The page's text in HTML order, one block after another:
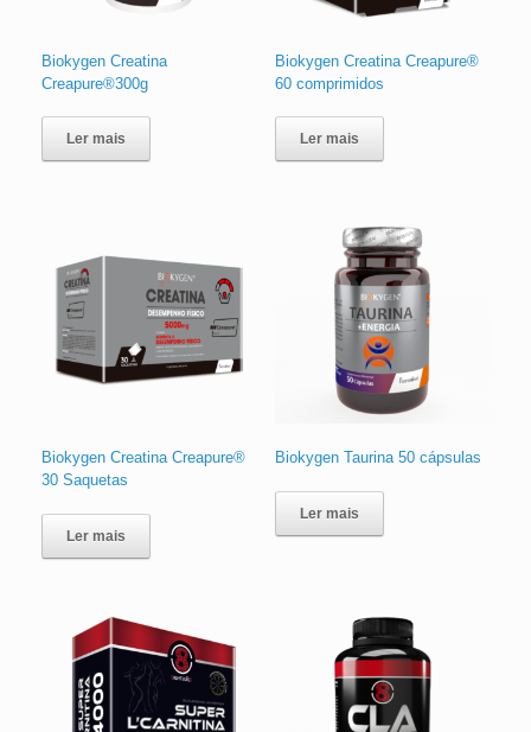
Biokygen Creatina
Creapure®300g
Ler mais
Biokygen Creatina Creapure®
60 comprimidos
Ler mais
Biokygen Creatina Creapure®
30 Saquetas
Ler mais
Biokygen Taurina 50 cápsulas
Ler mais